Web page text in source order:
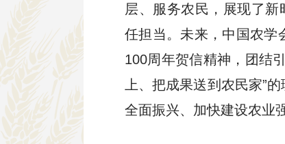
层、服务农民，展现了新
任担当。未来，中国农学
100周年贺信精神，团结
上、把成果送到农民家”
全面振兴、加快建设农业